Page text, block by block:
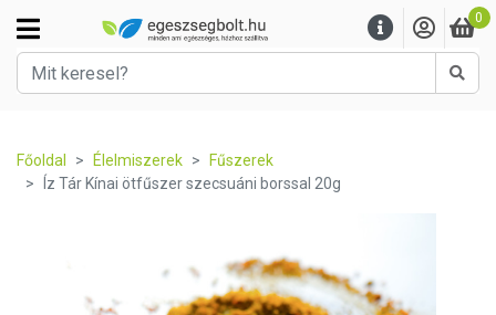
0
Főoldal Élelmiszerek
Fűszerek
Íz Tár Kínai ötfűszer szecsuáni borssal 20g